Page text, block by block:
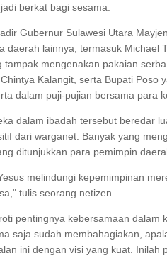
berkat bagi sesama.
Gubernur Sulawesi Utara
daerah lainnya, termasuk Michael
mengenakan pakaian
Kalangit, serta Bupati Poso
dalam puji-pujian bersama para
dalam ibadah tersebut beredar
dari warganet. Banyak yang
ditunjukkan para pemimpin
melindungi kepemimpinan
tulis seorang netizen.
pentingnya kebersamaan dalam
saja sudah membahagiakan,
ini dengan visi yang kuat. Inilah